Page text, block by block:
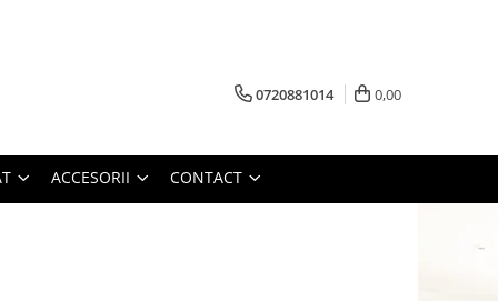
0720881014 0,00
ACCESORII CONTACT